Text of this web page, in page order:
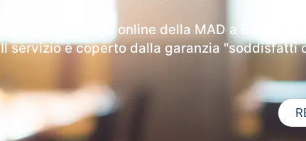
Dopo l'invio online della MAD a
Il servizio è coperto dalla garanzia